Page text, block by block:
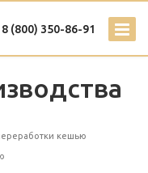
8 (800) 350-86-91
кешью